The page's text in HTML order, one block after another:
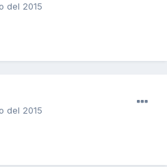
del 2015
del 2015